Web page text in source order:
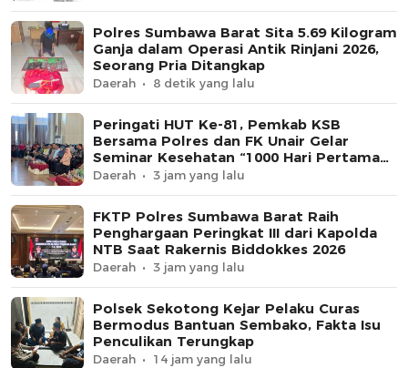
Polres Sumbawa Barat Sita 5.69 Kilogram
Ganja dalam Operasi Antik Rinjani 2026,
Seorang Pria Ditangkap
Daerah 8 detik yang lalu
Peringati HUT Ke-81, Pemkab KSB
Bersama Polres dan FK Unair Gelar
Seminar Kesehatan “1000 Hari Pertama
Kehidupan”
Daerah 3 jam yang lalu
FKTP Polres Sumbawa Barat Raih
Penghargaan Peringkat III dari Kapolda
NTB Saat Rakernis Biddokkes 2026
Daerah 3 jam yang lalu
Polsek Sekotong Kejar Pelaku Curas
Bermodus Bantuan Sembako, Fakta Isu
Penculikan Terungkap
Daerah 14 jam yang lalu